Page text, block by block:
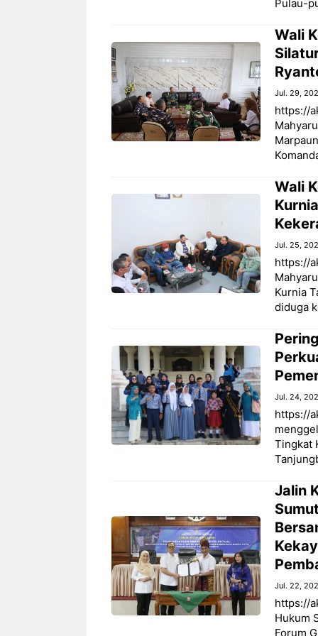
Pulau-
Wali
Jul. 29,
https://
Wali
Jul. 25,
https://
Kurnia
diduga
Jul. 24,
https://
Tingkat
Jalin
Jul. 22,
https://
Hukum
Forum